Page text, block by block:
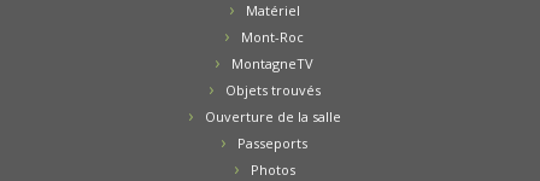
Matériel
Mont-Roc
MontagneTV
Objets trouvés
Ouverture de la salle
Passeports
Photos